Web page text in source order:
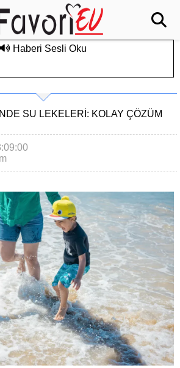
Haberi Sesli Oku
SU LEKELERI: KOLAY ÇÖZÜM